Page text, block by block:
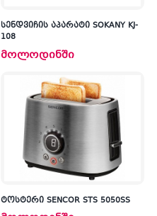
სენდვიჩის აპარატი SOKANY KJ-
108
მოლოდინში
ტოსტერი SENCOR STS 5050SS